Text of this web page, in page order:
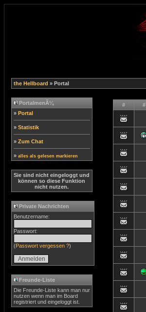
the Hellboard » Portal
PortalmenÃ¼
» Portal
» Statistik
» Zum Chat
» alles als gelesen markieren
Sie sind nicht eingeloggt und
können so diese Funktion
nicht nutzen.
Private Nachrichten
Benutzername:
Passwort:
(Passwort vergessen ?)
Freunde-Liste
Die Freunde-Liste kann man nur
nutzen wenn man im Board
registriert und eingeloggt ist.
# #